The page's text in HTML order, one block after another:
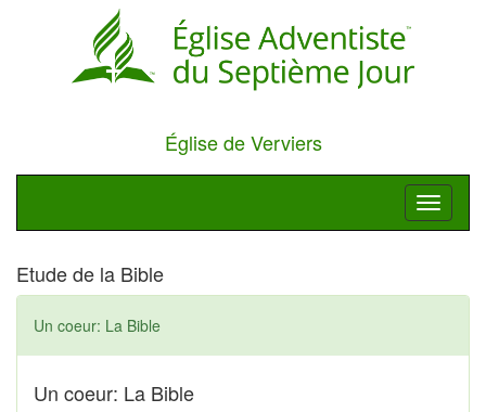
Église de Verviers
Toggle
Etude de la Bible
Un coeur: La Bible
Un coeur: La Bible